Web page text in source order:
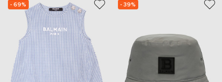
- 69% - 39%